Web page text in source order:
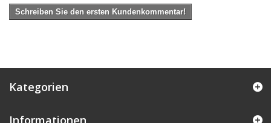
Schreiben Sie den ersten Kundenkommentar!
Kategorien
Informationen